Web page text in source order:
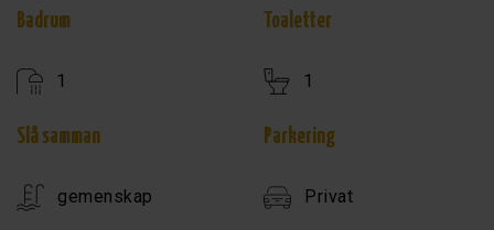
Badrum
1
Toaletter
1
Slå samman
gemenskap
Parkering
Privat